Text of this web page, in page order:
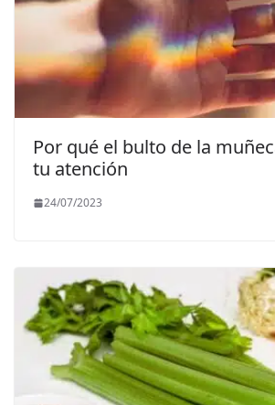
Por qué el bulto de la
tu atención
24/07/2023